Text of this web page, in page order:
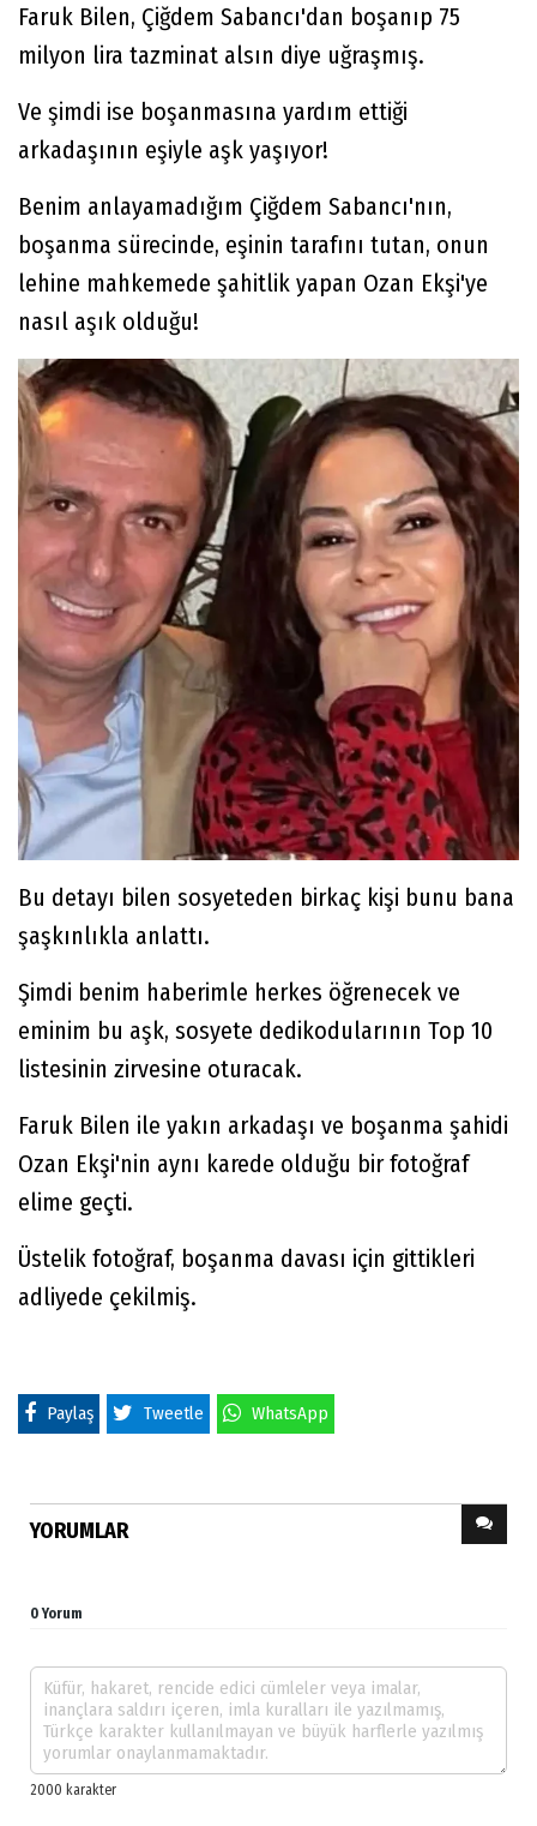
Faruk Bilen, Çiğdem Sabancı'dan boşanıp 75
milyon lira tazminat alsın diye uğraşmış.
Ve şimdi ise boşanmasına yardım ettiği
arkadaşının eşiyle aşk yaşıyor!
Benim anlayamadığım Çiğdem Sabancı'nın,
boşanma sürecinde, eşinin tarafını tutan, onun
lehine mahkemede şahitlik yapan Ozan Ekşi'ye
nasıl aşık olduğu!
Bu detayı bilen sosyeteden birkaç kişi bunu bana
şaşkınlıkla anlattı.
Şimdi benim haberimle herkes öğrenecek ve
eminim bu aşk, sosyete dedikodularının Top 10
listesinin zirvesine oturacak.
Faruk Bilen ile yakın arkadaşı ve boşanma şahidi
Ozan Ekşi'nin aynı karede olduğu bir fotoğraf
elime geçti.
Üstelik fotoğraf, boşanma davası için gittikleri
adliyede çekilmiş.
Paylaş Tweetle WhatsApp
YORUMLAR
0 Yorum